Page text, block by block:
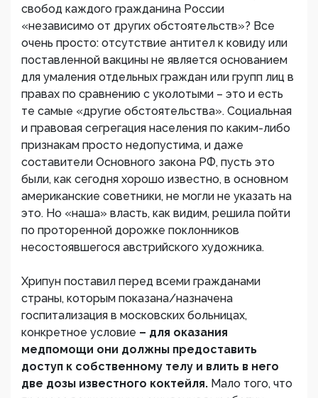
свобод каждого гражданина России
«независимо от других обстоятельств»? Все
очень просто: отсутствие антител к ковиду или
поставленной вакцины не является основанием
для умаления отдельных граждан или групп лиц в
правах по сравнению с уколотыми – это и есть
те самые «другие обстоятельства». Социальная
и правовая сегрегация населения по каким-либо
признакам просто недопустима, и даже
составители Основного закона РФ, пусть это
были, как сегодня хорошо известно, в основном
американские советники, не могли не указать на
это. Но «наша» власть, как видим, решила пойти
по проторенной дорожке поклонников
несостоявшегося австрийского художника.
Хрипун поставил перед всеми гражданами
страны, которым показана/назначена
госпитализация в московских больницах,
конкретное условие – для оказания
медпомощи они должны предоставить
доступ к собственному телу и влить в него
две дозы известного коктейля. Мало того, что